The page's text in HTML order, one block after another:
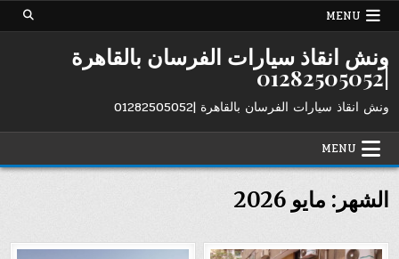
Skip
MENU
ونش انقاذ سيارات الفرسان بالقاهرة
|01282505052
ونش انقاذ سيارات الفرسان بالقاهرة |01282505052
MENU
الشهر: مايو 2026